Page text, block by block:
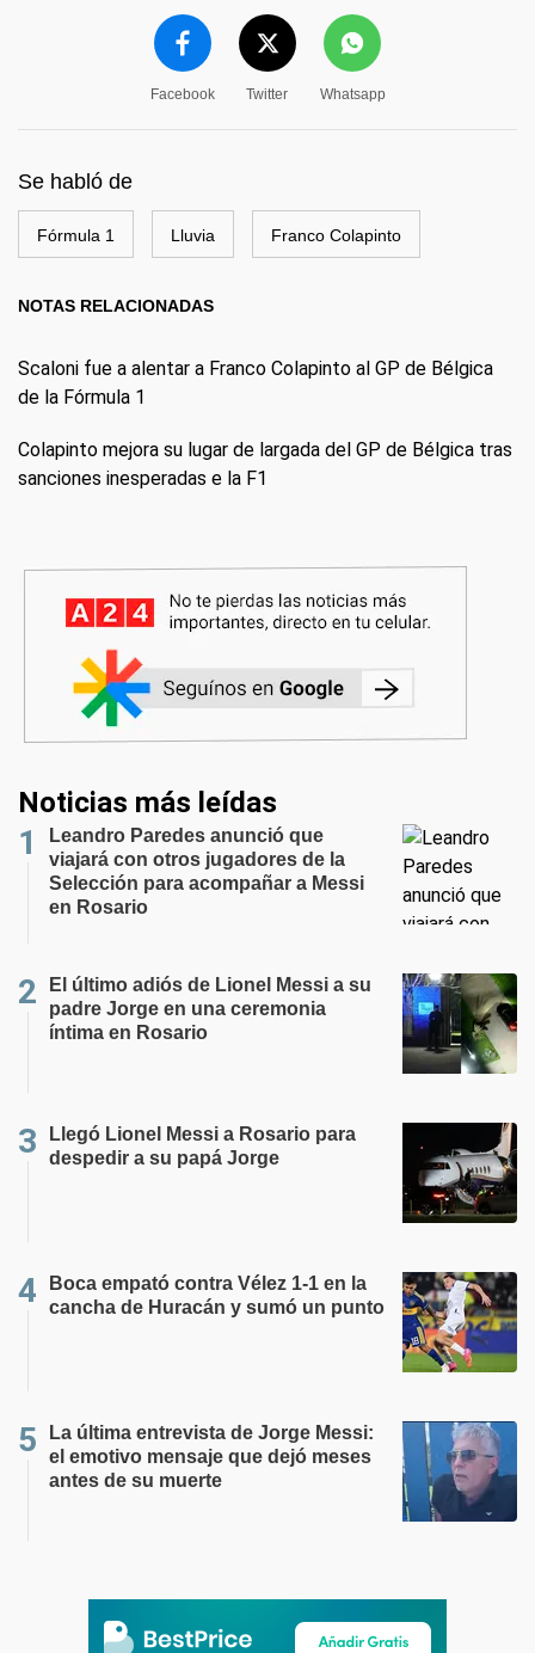
Facebook Twitter Whatsapp
Se habló de
Fórmula 1 Lluvia Franco Colapinto
NOTAS RELACIONADAS
Scaloni fue a alentar a Franco Colapinto al GP de Bélgica
de la Fórmula 1
Colapinto mejora su lugar de largada del GP de Bélgica tras
sanciones inesperadas e la F1
Noticias más leídas
Leandro Paredes anunció que
viajará con otros jugadores de la
Selección para acompañar a Messi
en Rosario
El último adiós de Lionel Messi a su
padre Jorge en una ceremonia
íntima en Rosario
Llegó Lionel Messi a Rosario para
despedir a su papá Jorge
Boca empató contra Vélez 1-1 en la
cancha de Huracán y sumó un punto
La última entrevista de Jorge Messi:
el emotivo mensaje que dejó meses
antes de su muerte